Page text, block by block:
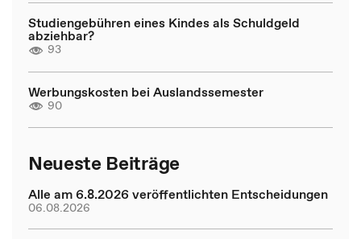
Studiengebühren eines Kindes als Schuldgeld
abziehbar?
93
Werbungskosten bei Auslandssemester
90
Neueste Beiträge
Alle am 6.8.2026 veröffentlichten Entscheidungen
06.08.2026